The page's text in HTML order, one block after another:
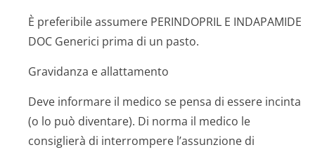
È preferibile assumere PERINDOPRIL E INDAPAMIDE
DOC Generici prima di un pasto.
Gravidanza e allattamento
Deve informare il medico se pensa di essere incinta
(o lo può diventare). Di norma il medico le
consiglierà di interrompere l’assunzione di